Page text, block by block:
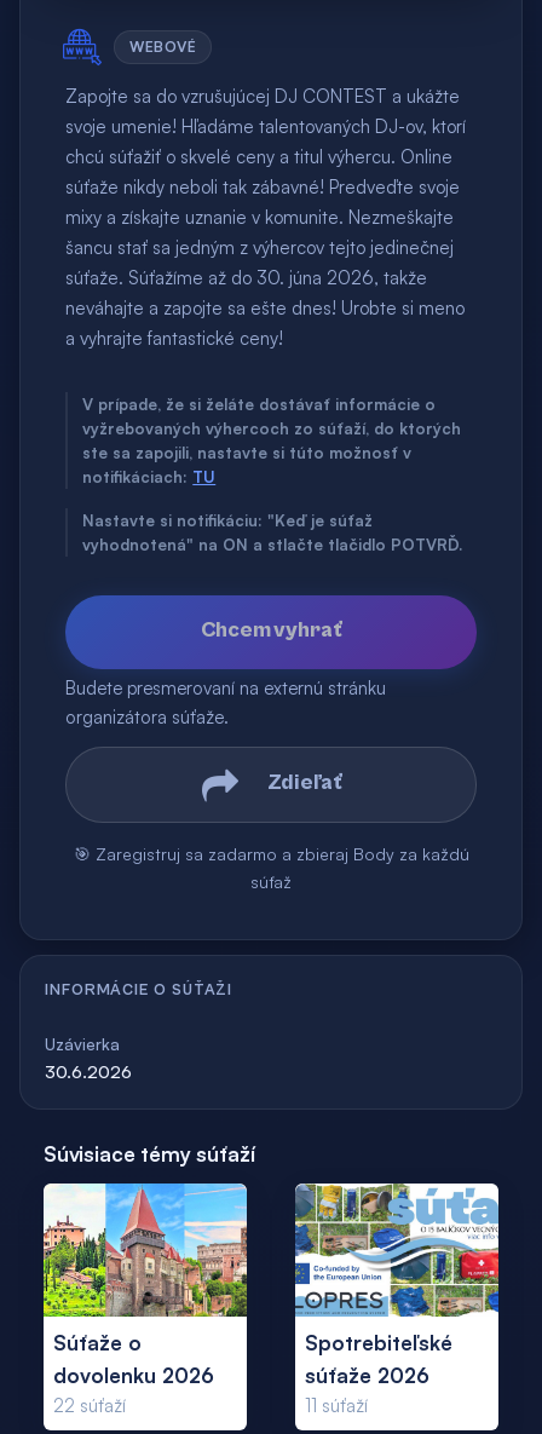
WEBOVÉ
Zapojte sa do vzrušujúcej DJ CONTEST a ukážte
svoje umenie! Hľadáme talentovaných DJ-ov, ktorí
chcú súťažiť o skvelé ceny a titul výhercu. Online
súťaže nikdy neboli tak zábavné! Predveďte svoje
mixy a získajte uznanie v komunite. Nezmeškajte
šancu stať sa jedným z výhercov tejto jedinečnej
súťaže. Súťažíme až do 30. júna 2026, takže
neváhajte a zapojte sa ešte dnes! Urobte si meno
a vyhrajte fantastické ceny!
V prípade, že si želáte dostávať informácie o
vyžrebovaných výhercoch zo súťaží, do ktorých
ste sa zapojili, nastavte si túto možnosť v
notifikáciach: TU
Nastavte si notifikáciu: "Keď je súťaž
vyhodnotená" na ON a stlačte tlačidlo POTVRĎ.
Chcem vyhrať
Budete presmerovaní na externú stránku
organizátora súťaže.
Zdieľať
🎯 Zaregistruj sa zadarmo a zbieraj Body za každú
súťaž
INFORMÁCIE O SÚŤAŽI
Uzávierka
30.6.2026
Súvisiace témy súťaží
Súťaže o
dovolenku 2026
22 súťaží
Spotrebiteľské
súťaže 2026
11 súťaží